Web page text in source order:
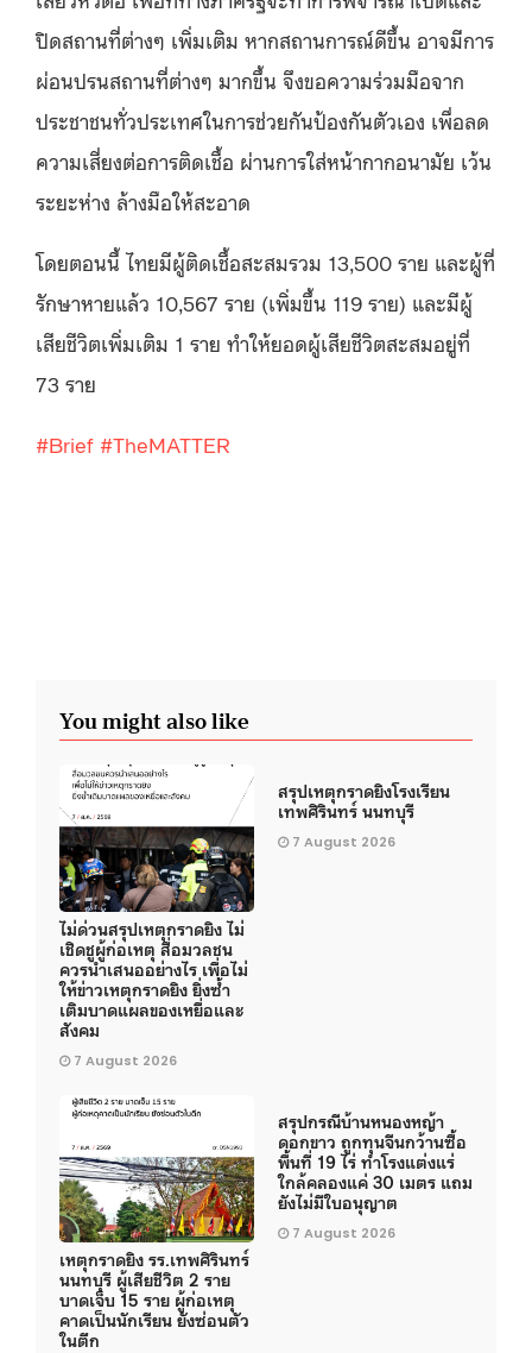
ปิดสถานที่ต่างๆ เพิ่มเติม หากสถานการณ์ดีขึ้น อาจมีการ
ผ่อนปรนสถานที่ต่างๆ มากขึ้น จึงขอความร่วมมือจาก
ประชาชนทั่วประเทศในการช่วยกันป้องกันตัวเอง เพื่อลด
ความเสี่ยงต่อการติดเชื้อ ผ่านการใส่หน้ากากอนามัย เว้น
ระยะห่าง ล้างมือให้สะอาด
โดยตอนนี้ ไทยมีผู้ติดเชื้อสะสมรวม 13,500 ราย และผู้ที่
รักษาหายแล้ว 10,567 ราย (เพิ่มขึ้น 119 ราย) และมีผู้
เสียชีวิตเพิ่มเติม 1 ราย ทำให้ยอดผู้เสียชีวิตสะสมอยู่ที่
73 ราย
#Brief #TheMATTER
You might also like
ไม่ด่วนสรุปเหตุกราดยิง ไม่
เชิดชูผู้ก่อเหตุ สื่อมวลชน
ควรนำเสนออย่างไร เพื่อไม่
ให้ข่าวเหตุกราดยิง ยิ่งซ้ำ
เติมบาดแผลของเหยื่อและ
สังคม
7 August 2026
สรุปเหตุกราดยิงโรงเรียน
เทพศิรินทร์ นนทบุรี
7 August 2026
เหตุกราดยิง รร.เทพศิรินทร์
นนทบุรี ผู้เสียชีวิต 2 ราย
บาดเจ็บ 15 ราย ผู้ก่อเหตุ
คาดเป็นนักเรียน ยังซ่อนตัว
ในตึก
สรุปกรณีบ้านหนองหญ้า
ดอกขาว ถูกทุนจีนกว้านซื้อ
พื้นที่ 19 ไร่ ทำโรงแต่งแร่
ใกล้คลองแค่ 30 เมตร แถม
ยังไม่มีใบอนุญาต
7 August 2026